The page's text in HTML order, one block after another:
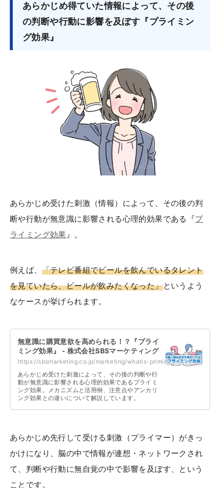
あらかじめ得ていた情報によって、その後
の判断や行動に影響を及ぼす『プライミン
グ効果』
あらかじめ受けた刺激（情報）によって、その後の判
断や行動が無意識に影響される心理的効果である『プ
ライミング効果』。
例えば、 「テレビ番組でビールを飲んでいるタレント
を見ていたら、ビールが飲みたくなった」というよう
なケースが挙げられます。
無意識に購買意欲を高められる！？『プライ
ミング効果』 - 株式会社SBSマーケティング
https://sbsmarketing.co.jp/marketing/whatis-priming-effect-2022-09/
あらかじめ受けた刺激によって、その後の判断や行
動が無意識に影響される心理的効果であるプライミ
ング効果。メカニズムと活用例、注意点やアンカリ
ング効果との違いについて解説しています。
あらかじめ先行して受ける刺激（プライマー）がきっ
かけになり、脳の中で情報が連想・ネットワークされ
て、判断や行動に無自覚の中で影響を及ぼす、という
ことです。